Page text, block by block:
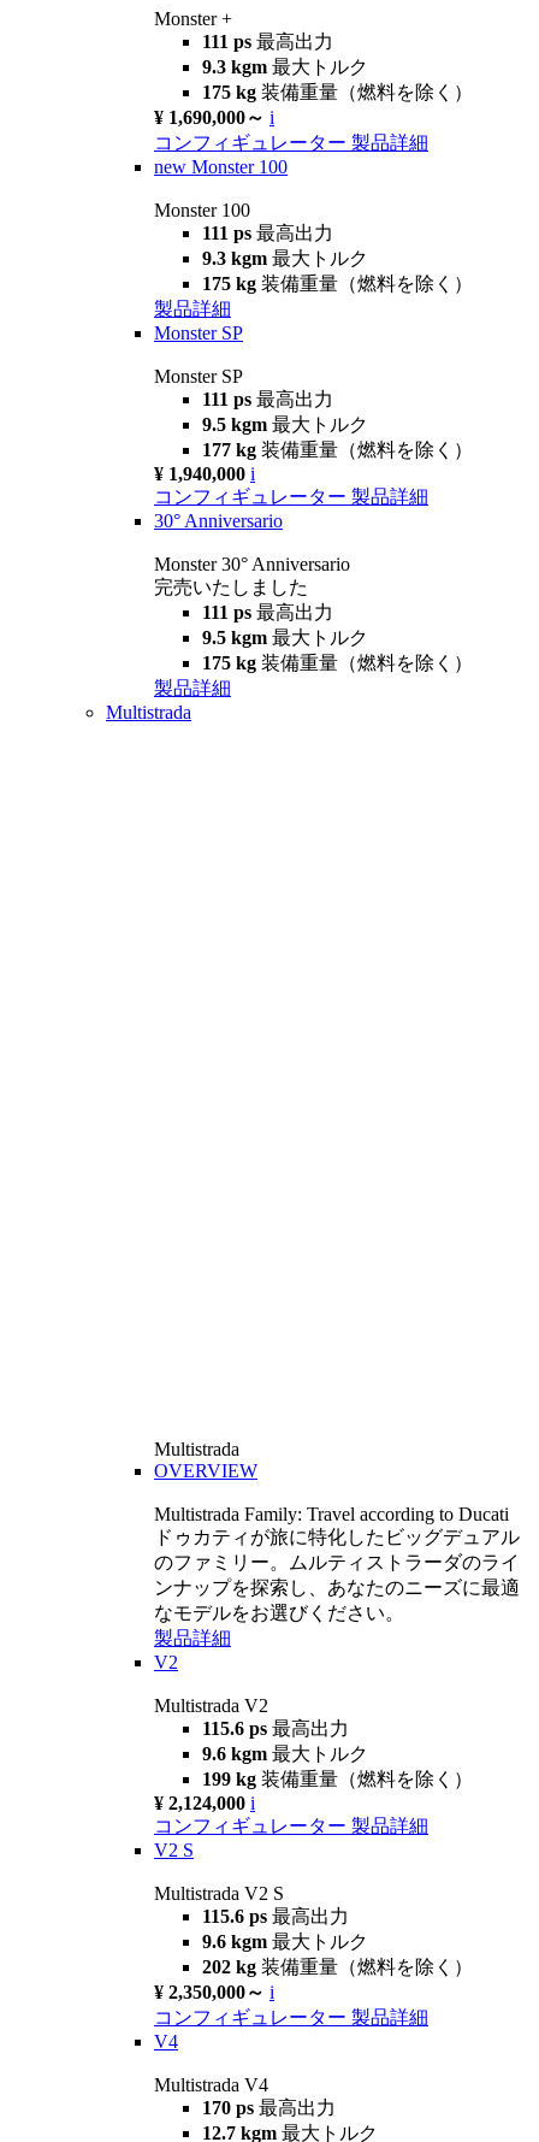
Monster +
111 ps 最高出力
9.3 kgm 最大トルク
175 kg 装備重量（燃料を除く）
¥ 1,690,000～ i
コンフィギュレーター 製品詳細
new Monster 100
Monster 100
111 ps 最高出力
9.3 kgm 最大トルク
175 kg 装備重量（燃料を除く）
製品詳細
Monster SP
Monster SP
111 ps 最高出力
9.5 kgm 最大トルク
177 kg 装備重量（燃料を除く）
¥ 1,940,000 i
コンフィギュレーター 製品詳細
30° Anniversario
Monster 30° Anniversario
完売いたしました
111 ps 最高出力
9.5 kgm 最大トルク
175 kg 装備重量（燃料を除く）
製品詳細
Multistrada
Multistrada
OVERVIEW
Multistrada Family: Travel according to Ducati
ドゥカティが旅に特化したビッグデュアル
のファミリー。ムルティストラーダのライ
ンナップを探索し、あなたのニーズに最適
なモデルをお選びください。
製品詳細
V2
Multistrada V2
115.6 ps 最高出力
9.6 kgm 最大トルク
199 kg 装備重量（燃料を除く）
¥ 2,124,000 i
コンフィギュレーター 製品詳細
V2 S
Multistrada V2 S
115.6 ps 最高出力
9.6 kgm 最大トルク
202 kg 装備重量（燃料を除く）
¥ 2,350,000～ i
コンフィギュレーター 製品詳細
V4
Multistrada V4
170 ps 最高出力
12.7 kgm 最大トルク